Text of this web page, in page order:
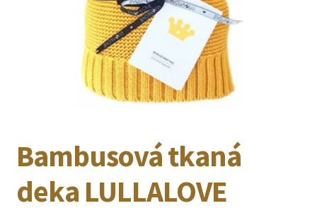
Bambusová tkaná
deka LULLALOVE